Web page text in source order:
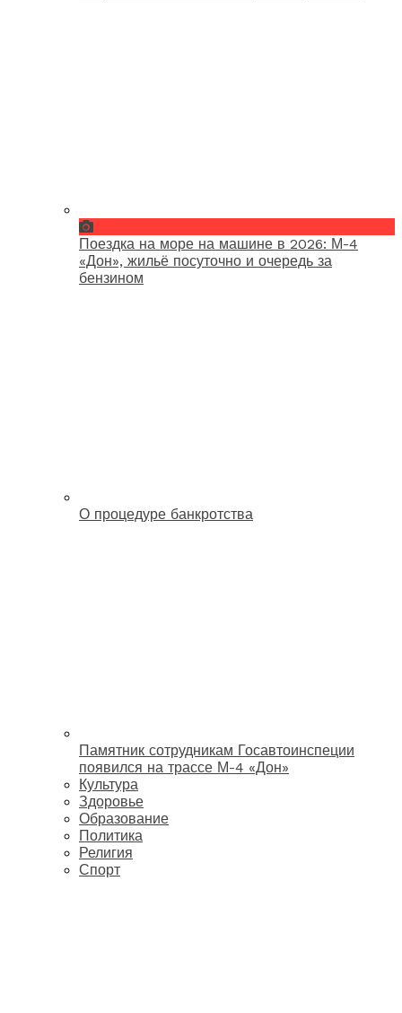
Поездка на море на машине в 2026: М-4
«Дон», жильё посуточно и очередь за
бензином
О процедуре банкротства
Памятник сотрудникам Госавтоинспеции
появился на трассе М-4 «Дон»
Культура
Здоровье
Образование
Политика
Религия
Спорт